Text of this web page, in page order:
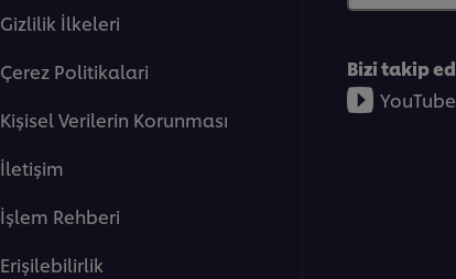
Gi̇zli̇li̇k İlkeleri̇
Çerez Politikalari
Kişisel Verilerin Korunması
İletişim
İşlem Rehberi
Erişilebilirlik
Bizi takip
YouTube